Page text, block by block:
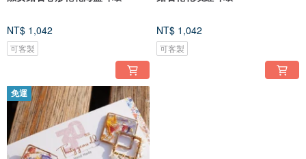
NT$ 1,042
可客製
NT$ 1,042
可客製
免運